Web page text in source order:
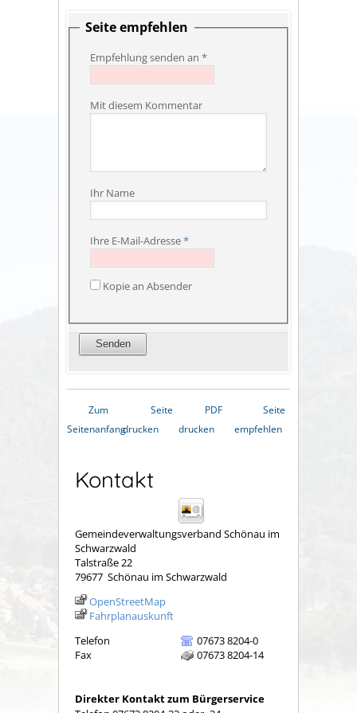
Seite empfehlen
Empfehlung senden an *
Mit diesem Kommentar
Ihr Name
Ihre E-Mail-Adresse*
Kopie an Absender
Zum
Seitenanfang
Seite
drucken
PDF
drucken
Seite
empfehlen
Kontakt
Gemeindeverwaltungsverband Schönau im
Schwarzwald
Talstraße 22
79677 Schönau im Schwarzwald
OpenStreetMap
Fahrplanauskunft
Telefon
07673 8204-0
Fax
07673 8204-14
Direkter Kontakt zum Bürgerservice